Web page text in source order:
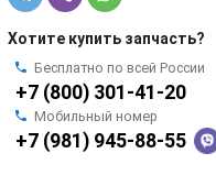
Хотите купить запчасть?
Бесплатно по всей России
+7 (800) 301-41-20
Мобильный номер
+7 (981) 945-88-55